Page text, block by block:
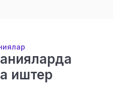
иштер